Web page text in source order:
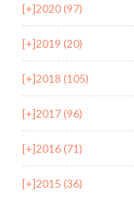
[+]2020 (97)
[+]2019 (20)
[+]2018 (105)
[+]2017 (96)
[+]2016 (71)
[+]2015 (36)